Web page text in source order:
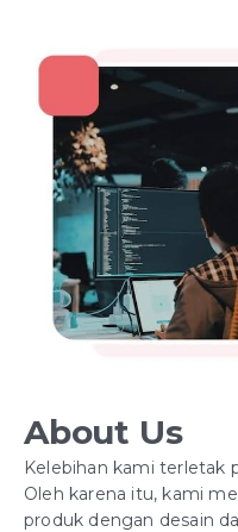
About Us
Kelebihan kami terletak
Oleh karena itu, kami
produk dengan desain